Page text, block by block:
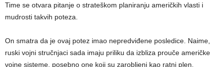
Time se otvara pitanje o strateškom planiranju američkih vlasti i
mudrosti takvih poteza.
On smatra da je ovaj potez imao nepredviđene posledice. Naime,
ruski vojni stručnjaci sada imaju priliku da izbliza prouče američke
vojne sisteme, posebno one koji su zarobljeni kao ratni plen.